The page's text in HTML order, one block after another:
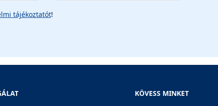
tájékoztatót!
KÖVESS MINKET